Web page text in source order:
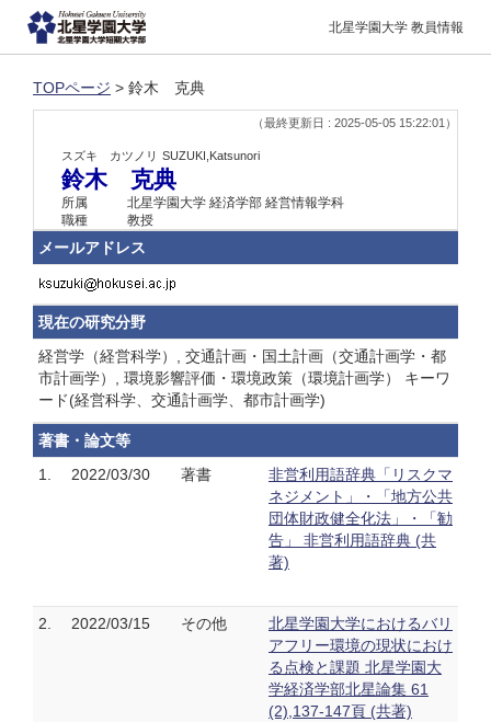
北星学園大学 教員情報
TOPページ > 鈴木 克典
（最終更新日 : 2025-05-05 15:22:01）
スズキ カツノリ SUZUKI,Katsunori
鈴木 克典
所属
北星学園大学 経済学部 経営情報学科
職種
教授
メールアドレス
現在の研究分野
経営学（経営科学）, 交通計画・国土計画（交通計画学・都
市計画学）, 環境影響評価・環境政策（環境計画学） キーワ
ード(経営科学、交通計画学、都市計画学)
著書・論文等
1.
2022/03/30 著書
非営利用語辞典「リスクマ
ネジメント」・「地方公共
団体財政健全化法」・「勧
告」 非営利用語辞典 (共
著)
2. 2022/03/15 その他
北星学園大学におけるバリ
アフリー環境の現状におけ
る点検と課題 北星学園大
学経済学部北星論集 61
(2),137-147頁 (共著)